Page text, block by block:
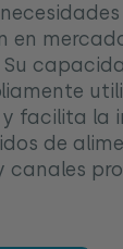
en
Su
facilita la
de
canales